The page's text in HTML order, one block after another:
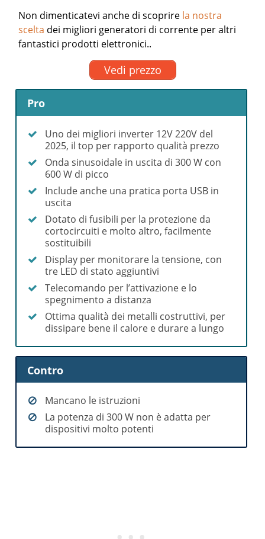
Non dimenticatevi anche di scoprire la nostra
scelta dei migliori generatori di corrente per altri
fantastici prodotti elettronici..
Vedi prezzo
Pro
Uno dei migliori inverter 12V 220V del
2025, il top per rapporto qualità prezzo
Onda sinusoidale in uscita di 300 W con
600 W di picco
Include anche una pratica porta USB in
uscita
Dotato di fusibili per la protezione da
cortocircuiti e molto altro, facilmente
sostituibili
Display per monitorare la tensione, con
tre LED di stato aggiuntivi
Telecomando per l’attivazione e lo
spegnimento a distanza
Ottima qualità dei metalli costruttivi, per
dissipare bene il calore e durare a lungo
Contro
Mancano le istruzioni
La potenza di 300 W non è adatta per
dispositivi molto potenti